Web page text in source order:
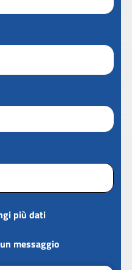
più dati
messaggio